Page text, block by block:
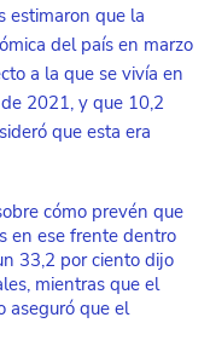
estimaron que la
del país en marzo
a la que se vivía en
2021, y que 10,2
que esta era
cómo prevén que
en ese frente dentro
33,2 por ciento dijo
mientras que el
aseguró que el